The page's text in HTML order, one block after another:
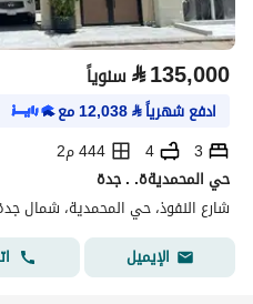
⃁135,000 سنوياً
ادفع شهرياً⃁
12,038مع
3
4
444 م2
حي المحمديةة. . جدة
شارع النفوذ، حي المحمدية، شمال
الإيميل